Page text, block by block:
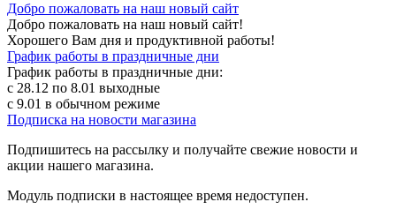
Добро пожаловать на наш новый сайт
Добро пожаловать на наш новый сайт!
Хорошего Вам дня и продуктивной работы!
График работы в праздничные дни
График работы в праздничные дни:
с 28.12 по 8.01 выходные
с 9.01 в обычном режиме
Подписка на новости магазина
Подпишитесь на рассылку и получайте свежие новости и
акции нашего магазина.
Модуль подписки в настоящее время недоступен.